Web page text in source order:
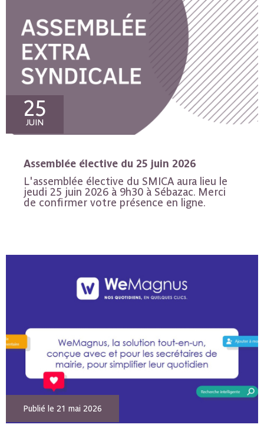
25
JUIN
Assemblée élective du 25 juin 2026
L'assemblée élective du SMICA aura lieu le
jeudi 25 juin 2026 à 9h30 à Sébazac. Merci
de confirmer votre présence en ligne.
Publié le 21 mai 2026